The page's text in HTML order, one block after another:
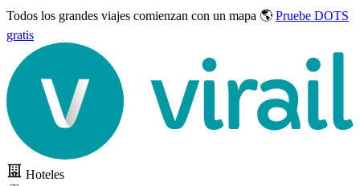
Todos los grandes viajes comienzan con un mapa 🌎 Pruebe DOTS
gratis
Hoteles